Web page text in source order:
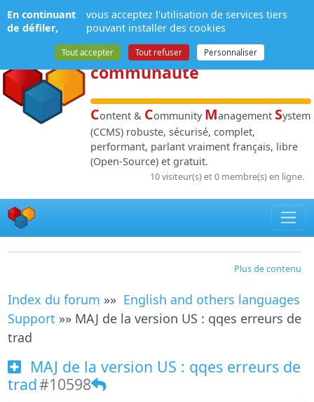
NPDS:Gestion de
contenuet de
communauté
Content & Community Management System
(CCMS) robuste, sécurisé, complet,
performant, parlant vraiment français, libre
(Open-Source) et gratuit.
10 visiteur(s) et 0 membre(s) en ligne.
Plus de contenu
Index du forum »» English and others languages
Support »» MAJ de la version US : qqes erreurs de
trad
MAJ de la version US : qqes erreurs de
trad#10598
Panneau de gestion des cookies
En continuant
de défiler,
vous acceptez l'utilisation de services tiers
pouvant installer des cookies
Tout accepter Tout refuser Personnaliser